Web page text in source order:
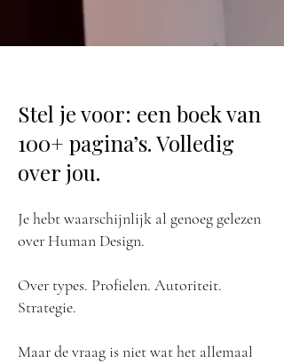
Stel je voor: een boek van
100+ pagina’s. Volledig
over jou.
Je hebt waarschijnlijk al genoeg gelezen
over Human Design.
Over types. Profielen. Autoriteit.
Strategie.
Maar de vraag is niet wat het allemaal